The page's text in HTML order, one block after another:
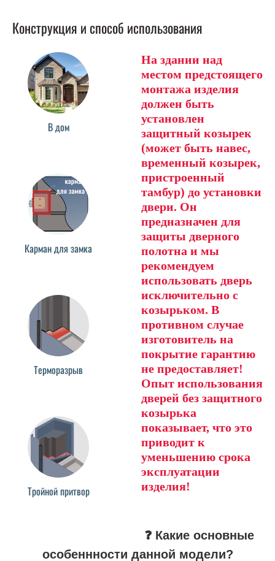
Конструкция и способ использования
В дом
Карман для замка
Терморазрыв
Тройной притвор
На здании над
местом предстоящего
монтажа изделия
должен быть
установлен
защитный козырек
(может быть навес,
временный козырек,
пристроенный
тамбур) до установки
двери. Он
предназначен для
защиты дверного
полотна и мы
рекомендуем
использовать дверь
исключительно с
козырьком. В
противном случае
изготовитель на
покрытие гарантию
не предоставляет!
Опыт использования
дверей без защитного
козырька
показывает, что это
приводит к
уменьшению срока
эксплуатации
изделия!
❓ Какие основные
особеннности данной модели?